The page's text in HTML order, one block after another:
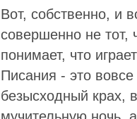
Вот, собственно, и
совершенно не тот,
понимает, что
Писания - это
безысходный крах,